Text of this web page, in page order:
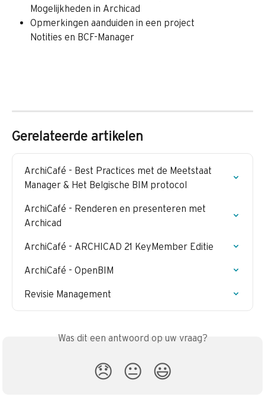
Mogelijkheden in Archicad
Opmerkingen aanduiden in een project
Notities en BCF-Manager
Gerelateerde artikelen
ArchiCafé - Best Practices met de Meetstaat
Manager & Het Belgische BIM protocol
ArchiCafé - Renderen en presenteren met
Archicad
ArchiCafé - ARCHICAD 21 KeyMember Editie
ArchiCafé - OpenBIM
Revisie Management
Was dit een antwoord op uw vraag?
😞 😐 😃